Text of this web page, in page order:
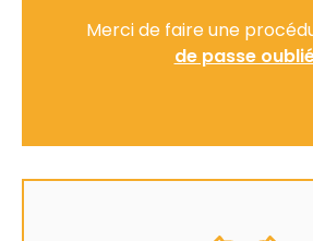
Merci de faire une
de passe